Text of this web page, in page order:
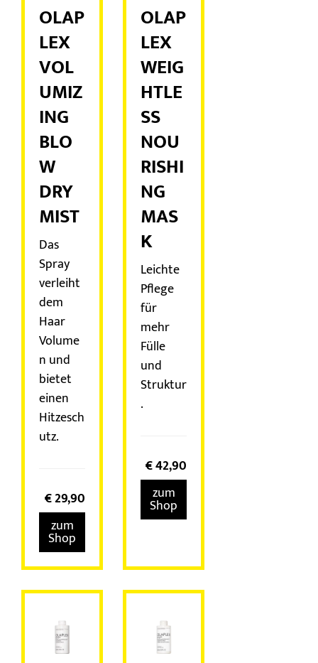
OLAP
LEX
VOL
UMIZ
ING
BLO
W
DRY
MIST
Das
Spray
verleiht
dem
Haar
Volume
n und
bietet
einen
Hitzesch
utz.
€29,90
zum
Shop
OLAP
LEX
WEIG
HTLE
SS
NOU
RISHI
NG
MAS
K
Leichte
Pflege
für
mehr
Fülle
und
Struktur
.
€42,90
zum
Shop